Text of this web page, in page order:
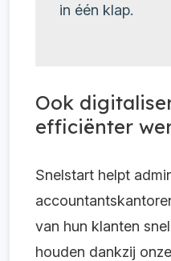
in één klap.
Ook
efficiënter
Snelstart helpt
van hun klanten
houden dankzij